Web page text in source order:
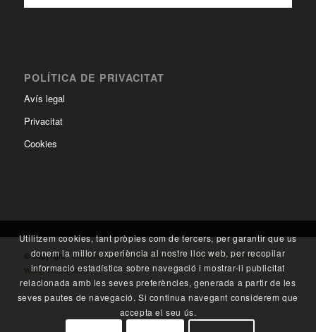
POLÍTICA DE PRIVACITAT
Avís legal
Privacitat
Cookies
© Copyright - Catequesis de Primera Comunión-powered by Enfold
WordPress Theme
Utilitzem cookies, tant pròpies com de tercers, per garantir que us
donem la millor experiència al nostre lloc web, per recopilar
informació estadística sobre navegació i mostrar-li publicitat
relacionada amb les seves preferències, generada a partir de les
seves pautes de navegació. Si continua navegant considerem que
accepta el seu ús.